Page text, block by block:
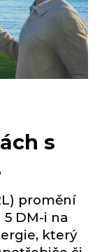
s
promění
5 DM-i na
který